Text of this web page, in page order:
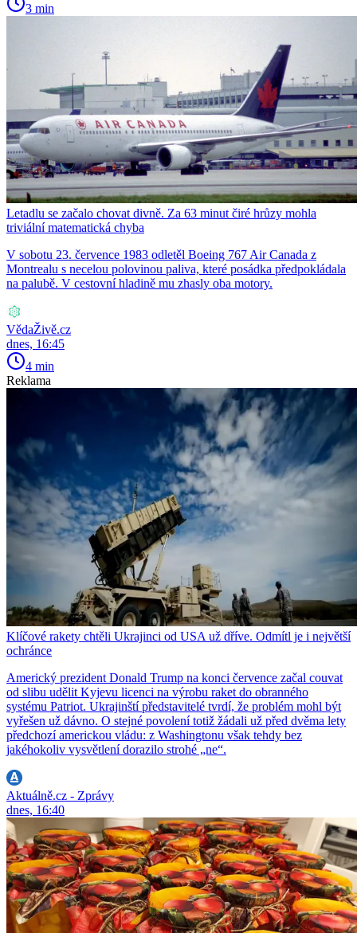
3 min
Letadlu se začalo chovat divně. Za 63 minut čiré hrůzy mohla
triviální matematická chyba
V sobotu 23. července 1983 odletěl Boeing 767 Air Canada z
Montrealu s necelou polovinou paliva, které posádka předpokládala
na palubě. V cestovní hladině mu zhasly oba motory.
VědaŽivě.cz
dnes, 16:45
4 min
Reklama
Klíčové rakety chtěli Ukrajinci od USA už dříve. Odmítl je i největší
ochránce
Americký prezident Donald Trump na konci července začal couvat
od slibu udělit Kyjevu licenci na výrobu raket do obranného
systému Patriot. Ukrajinští představitelé tvrdí, že problém mohl být
vyřešen už dávno. O stejné povolení totiž žádali už před dvěma lety
předchozí americkou vládu: z Washingtonu však tehdy bez
jakéhokoliv vysvětlení dorazilo strohé „ne“.
Aktuálně.cz - Zprávy
dnes, 16:40